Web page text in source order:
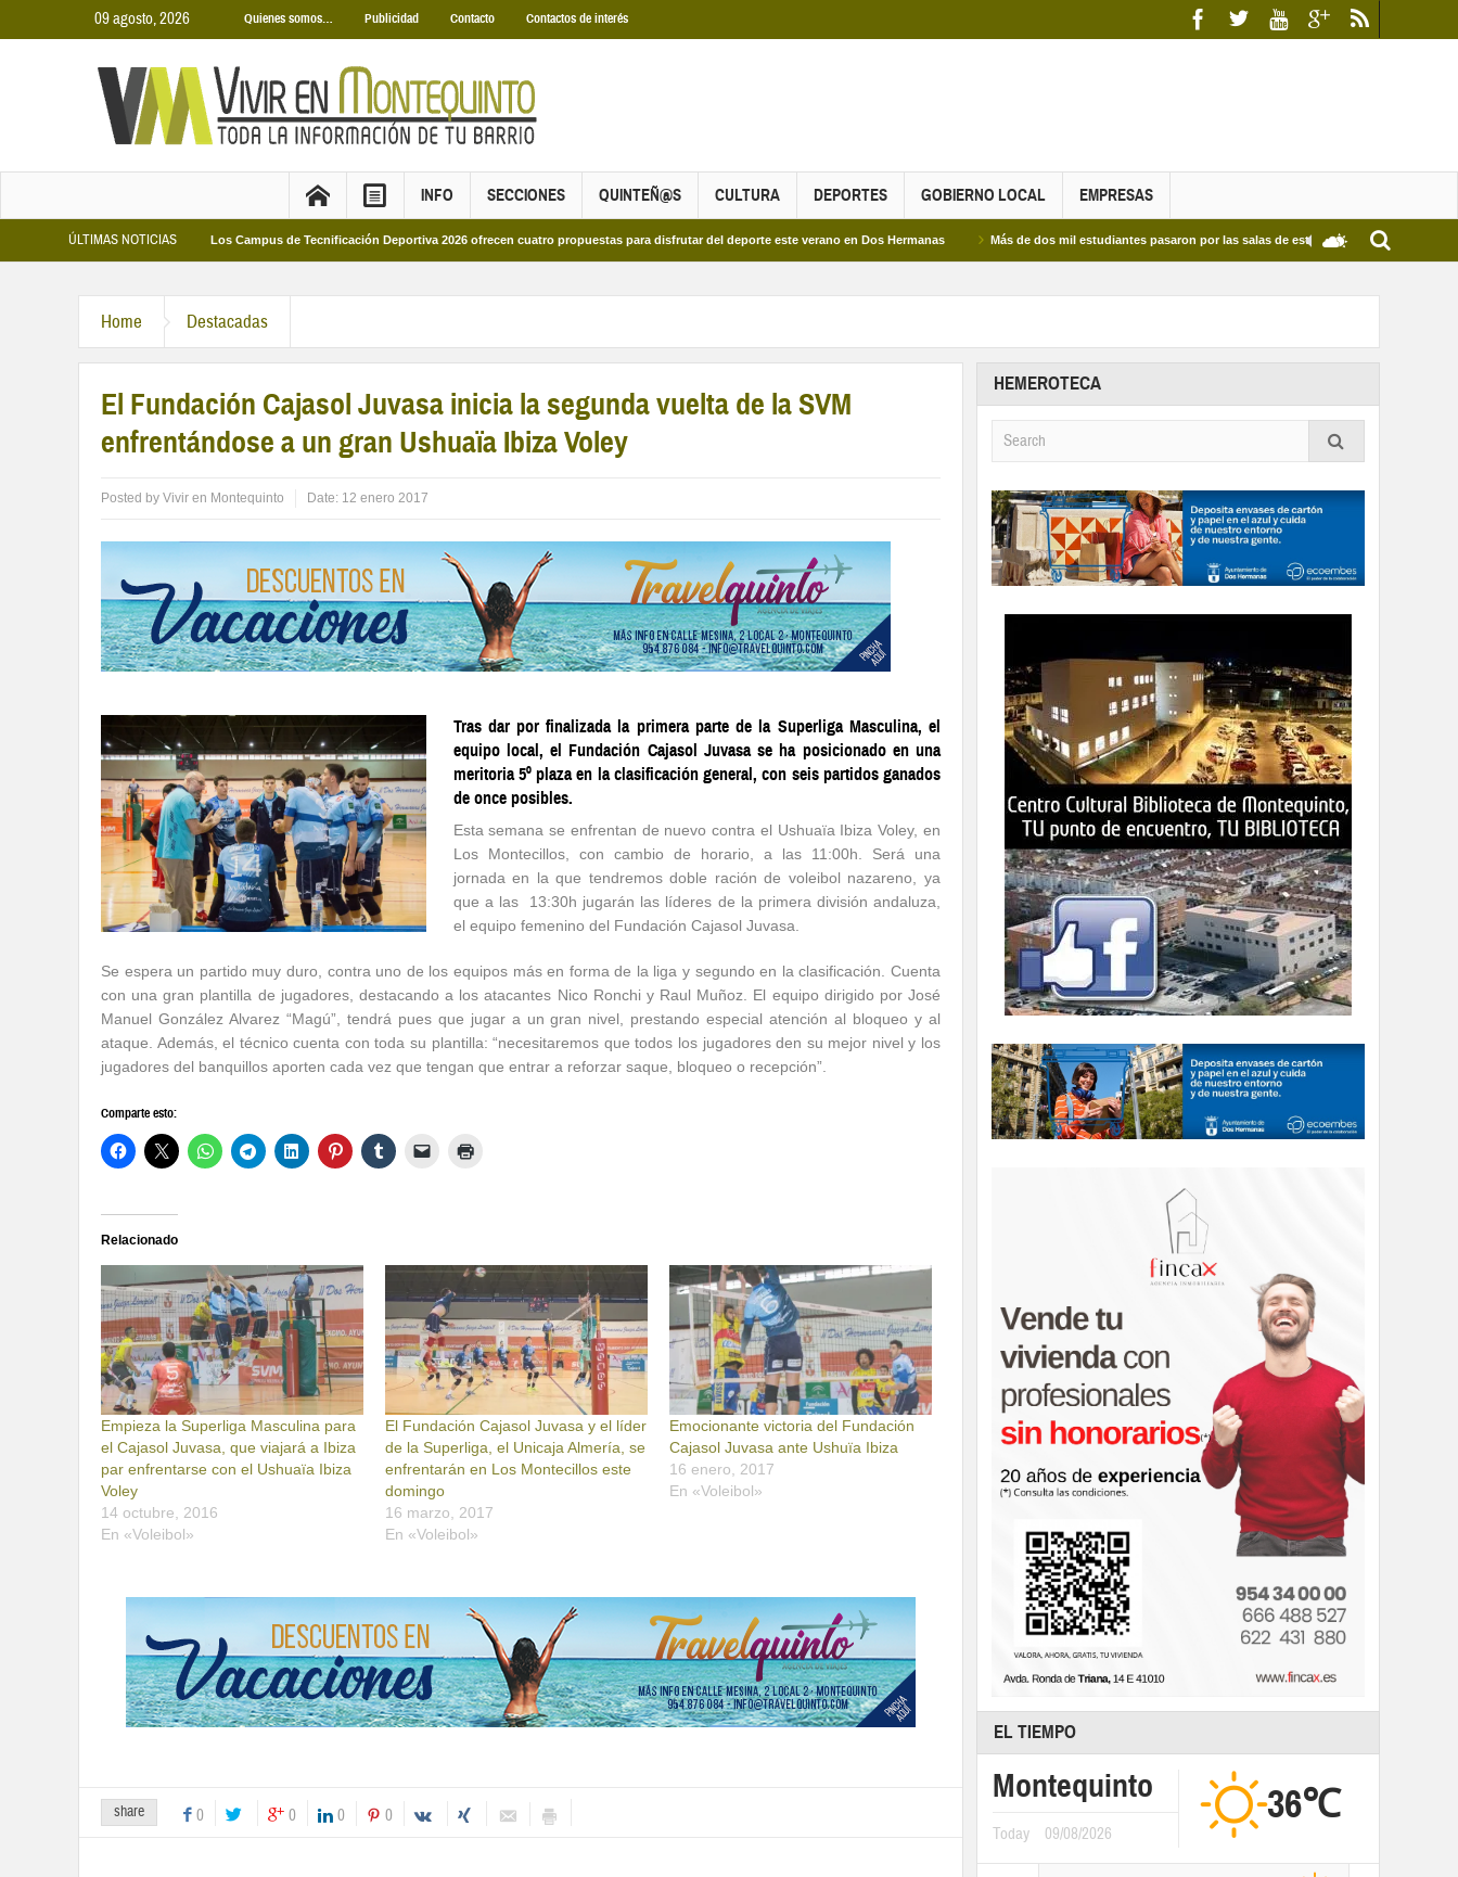
09 agosto, 2026 Quienes somos… Publicidad Contacto Contactos de interés
INFO SECCIONES QUINTEÑ@S CULTURA DEPORTES GOBIERNO LOCAL EMPRESAS
ÚLTIMAS NOTICIAS
Municipales 2026 Los Campus de Tecnificación Deportiva 2026 ofrecen cuatro propuestas para disfrutar del deporte este verano en Dos Hermanas Más de dos mil estudiantes pasaron por las salas de estudio de las Bibliotecas
Home Destacadas
El Fundación Cajasol Juvasa inicia la segunda vuelta de la SVM
enfrentándose a un gran Ushuaïa Ibiza Voley
Posted by Vivir en Montequinto Date: 12 enero 2017
Tras dar por finalizada la primera parte de la Superliga Masculina, el
equipo local, el Fundación Cajasol Juvasa se ha posicionado en una
meritoria 5º plaza en la clasificación general, con seis partidos ganados
de once posibles.
Esta semana se enfrentan de nuevo contra el Ushuaïa Ibiza Voley, en
Los Montecillos, con cambio de horario, a las 11:00h. Será una
jornada en la que tendremos doble ración de voleibol nazareno, ya
que a las 13:30h jugarán las líderes de la primera división andaluza,
el equipo femenino del Fundación Cajasol Juvasa.
Se espera un partido muy duro, contra uno de los equipos más en forma de la liga y segundo en la clasificación. Cuenta
con una gran plantilla de jugadores, destacando a los atacantes Nico Ronchi y Raul Muñoz. El equipo dirigido por José
Manuel González Alvarez “Magú”, tendrá pues que jugar a un gran nivel, prestando especial atención al bloqueo y al
ataque. Además, el técnico cuenta con toda su plantilla: “necesitaremos que todos los jugadores den su mejor nivel y los
jugadores del banquillos aporten cada vez que tengan que entrar a reforzar saque, bloqueo o recepción”.
Comparte esto:
Relacionado
Empieza la Superliga Masculina para
el Cajasol Juvasa, que viajará a Ibiza
par enfrentarse con el Ushuaïa Ibiza
Voley
14 octubre, 2016
En «Voleibol»
El Fundación Cajasol Juvasa y el líder
de la Superliga, el Unicaja Almería, se
enfrentarán en Los Montecillos este
domingo
16 marzo, 2017
En «Voleibol»
Emocionante victoria del Fundación
Cajasol Juvasa ante Ushuïa Ibiza
16 enero, 2017
En «Voleibol»
share 0 0 0 0
HEMEROTECA
EL TIEMPO
Montequinto
Today 09/08/2026
36℃